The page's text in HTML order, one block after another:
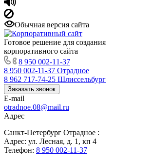
Обычная версия сайта
Готовое решение для создания
корпоративного сайта
8 950 002-11-37
8 950 002-11-37 Отрадное
8 962 717-74-25 Шлиссельбург
Заказать звонок
E-mail
otradnoe.08@mail.ru
Адрес
Санкт-Петербург Отрадное :
Адрес: ул. Лесная, д. 1, кп 4
Телефон: 8 950 002-11-37